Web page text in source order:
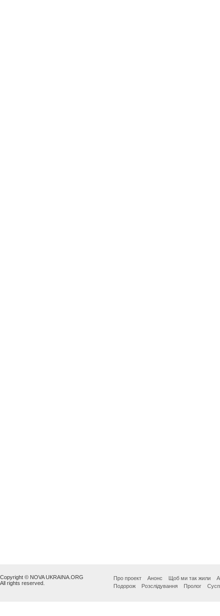
Copyright © NOVA UKRAINA.ORG
All rights reserved.
Про проект Анонс Щоб ми так жили
Подорож
Розслідування Пролог